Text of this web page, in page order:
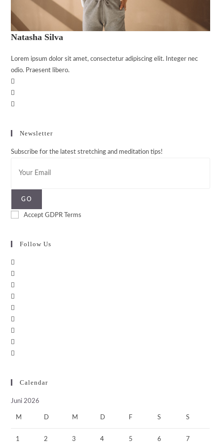
Natasha Silva
Lorem ipsum dolor sit amet, consectetur adipiscing elit. Integer nec
odio. Praesent libero.
Newsletter
Subscribe for the latest stretching and meditation tips!
GO
Accept GDPR Terms
Follow Us
Calendar
Juni 2026
M D M D F S S
1 2 3 4 5 6 7